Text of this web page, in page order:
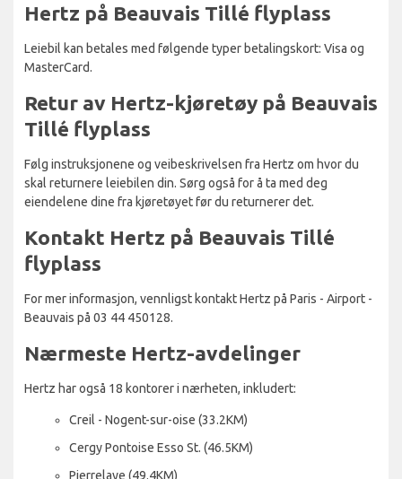
Hertz på Beauvais Tillé flyplass
Leiebil kan betales med følgende typer betalingskort: Visa og
MasterCard.
Retur av Hertz-kjøretøy på Beauvais
Tillé flyplass
Følg instruksjonene og veibeskrivelsen fra Hertz om hvor du
skal returnere leiebilen din. Sørg også for å ta med deg
eiendelene dine fra kjøretøyet før du returnerer det.
Kontakt Hertz på Beauvais Tillé
flyplass
For mer informasjon, vennligst kontakt Hertz på Paris - Airport -
Beauvais på 03 44 450128.
Nærmeste Hertz-avdelinger
Hertz har også 18 kontorer i nærheten, inkludert:
Creil - Nogent-sur-oise (33.2KM)
Cergy Pontoise Esso St. (46.5KM)
Pierrelaye (49.4KM)